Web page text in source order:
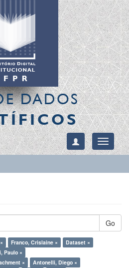
DADOS
Toggle
Go
Franco, Crislaine ×
Dataset ×
Paulo ×
×
Antonelli, Diego ×